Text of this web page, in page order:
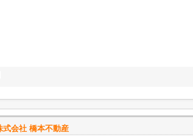
式会社 橋本不動産